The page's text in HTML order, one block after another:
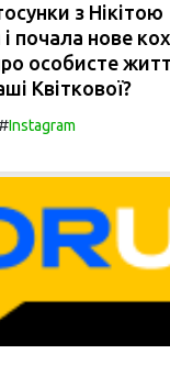
з Нікітою
почала нове
особисте
Квіткової?
Instagram